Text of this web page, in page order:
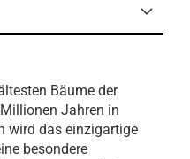
Bäume der
Jahren in
wird das einzigartige
besondere